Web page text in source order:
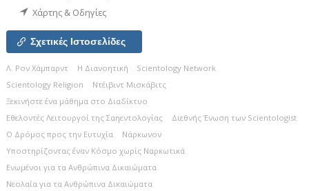
Χάρτης & Οδηγίες
Σχετικές Ιστοσελίδες
Λ. Ρον Χάμπαρντ Η Διανοητική
Scientology Network
Scientology Religion
Ντέιβιντ Μισκάβιτς
Ξεκινήστε ένα μάθημα στο Διαδίκτυο
Εθελοντές Λειτουργοί της Σαηεντολογίας
Διεθνής Ένωση των Scientologist
Ο Δρόμος προς την Ευτυχία
Νάρκωνον
Υποστηρίζοντας έναν Κόσμο χωρίς Ναρκωτικά
Ενωµένοι για τα Ανθρώπινα Δικαιώµατα
Νεολαία για τα Ανθρώπινα Δικαιώματα